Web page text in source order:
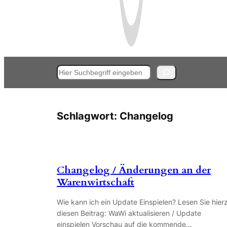
Suchen
Schlagwort: Changelog
Changelog / Änderungen an der
Warenwirtschaft
Wie kann ich ein Update Einspielen? Lesen Sie
diesen Beitrag: WaWi aktualisieren / Update
einspielen Vorschau auf die kommende…